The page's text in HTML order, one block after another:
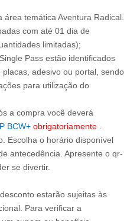
temática Aventura Radical.
com até 01 dia de
limitadas);
Pass estão identificados
adesivo ou portal, sendo
para utilização do
a compra você deverá
BCW+ obrigatoriamente
Escolha o horário disponível
antecedência. Apresente o qr-
se divertir.
estarão sujeitas às
Para verificar a